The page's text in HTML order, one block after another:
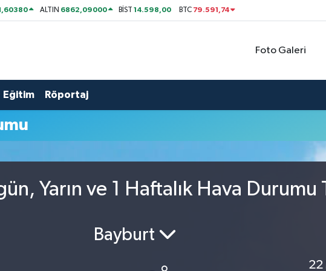
ALTIN 6862,09000 BİST14.598,00 BTC 79.591,74
Foto Galeri
Eğitim Röportaj
Yarın ve 1 Haftalık Hava Durumu
Bayburt
22